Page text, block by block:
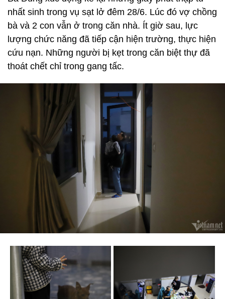
nhất sinh trong vụ sạt lở đêm 28/6. Lúc đó vợ chồng
bà và 2 con vẫn ở trong căn nhà. Ít giờ sau, lực
lượng chức năng đã tiếp cận hiện trường, thực hiện
cứu nạn. Những người bị kẹt trong căn biệt thự đã
thoát chết chỉ trong gang tấc.